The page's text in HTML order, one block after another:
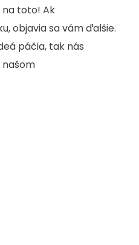
toto! Ak
objavia sa vám ďalšie.
páčia, tak nás